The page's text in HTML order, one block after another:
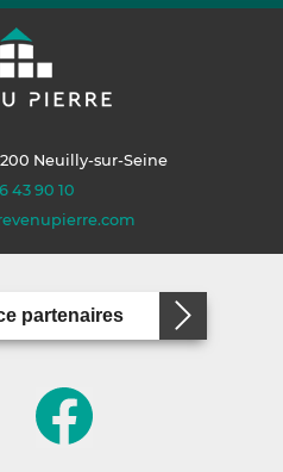
Neuilly-sur-Seine
43 90 10
partenaires